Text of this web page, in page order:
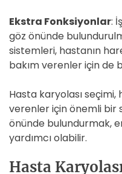
Ekstra Fonksiyonlar:
göz önünde
sistemleri, hastanın
bakım verenler için de
Hasta karyolası
verenler için önemli bir
önünde bulundurmak,
yardımcı olabilir.
Hasta